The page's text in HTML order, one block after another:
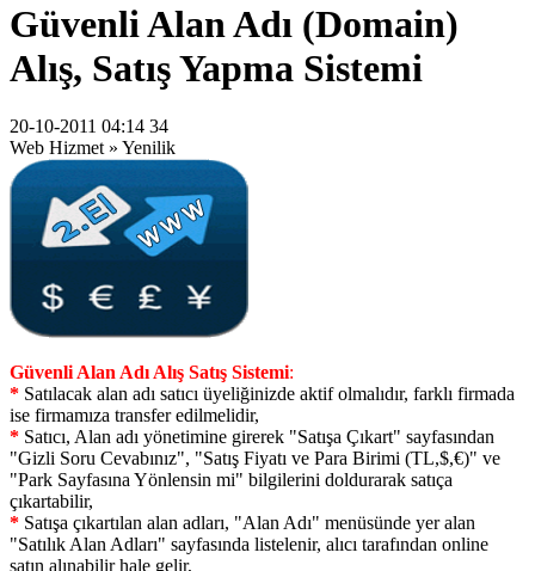
Güvenli Alan Adı (Domain)
Alış, Satış Yapma Sistemi
20-10-2011 04:14 34
Web Hizmet » Yenilik
Güvenli Alan Adı Alış Satış Sistemi:
* Satılacak alan adı satıcı üyeliğinizde aktif olmalıdır, farklı firmada
ise firmamıza transfer edilmelidir,
* Satıcı, Alan adı yönetimine girerek "Satışa Çıkart" sayfasından
"Gizli Soru Cevabınız", "Satış Fiyatı ve Para Birimi (TL,$,€)" ve
"Park Sayfasına Yönlensin mi" bilgilerini doldurarak satıça
çıkartabilir,
* Satışa çıkartılan alan adları, "Alan Adı" menüsünde yer alan
"Satılık Alan Adları" sayfasında listelenir, alıcı tarafından online
satın alınabilir hale gelir,